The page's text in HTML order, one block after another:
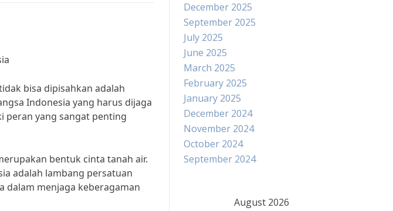
bisa dipisahkan adalah
Indonesia yang harus dijaga
peran yang sangat penting
bentuk cinta tanah air.
adalah lambang persatuan
dalam menjaga keberagaman
December 2025
September 2025
July 2025
June 2025
March 2025
February 2025
January 2025
December 2024
November 2024
October 2024
September 2024
August 2026